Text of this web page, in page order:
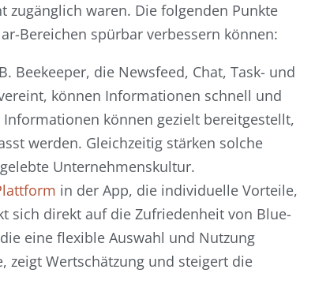
zugänglich waren. Die folgenden Punkte
Bereichen spürbar verbessern können:
Beekeeper, die Newsfeed, Chat, Task- und
können Informationen schnell und
können gezielt bereitgestellt,
werden. Gleichzeitig stärken solche
Unternehmenskultur.
in der App, die individuelle Vorteile,
sich direkt auf die Zufriedenheit von Blue-
eine flexible Auswahl und Nutzung
zeigt Wertschätzung und steigert die